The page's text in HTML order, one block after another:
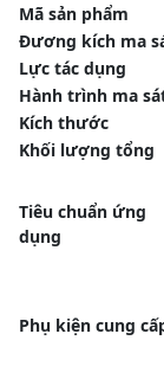
Mã sản phẩm
Đương kích ma
Lực tác dụng
Hành trình ma
Kích thước
Khối lượng tổng
Tiêu chuẩn ứng
dụng
Phụ kiện cung